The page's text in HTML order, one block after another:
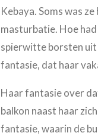
Kebaya.Soms was
masturbatie. Hoe
spierwitte borsten uit
fantasie, dat haar
Haar fantasie over
balkon naast haar
fantasie, waarin de